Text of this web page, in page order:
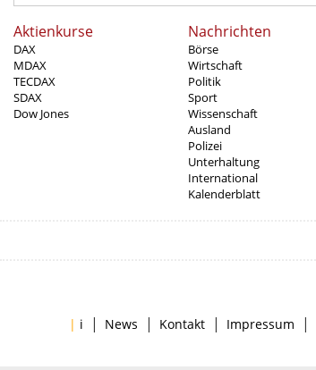
Aktienkurse
DAX
MDAX
TECDAX
SDAX
Dow Jones
Nachrichten
Börse
Wirtschaft
Politik
Sport
Wissenschaft
Ausland
Polizei
Unterhaltung
International
Kalenderblatt
| i | News | Kontakt | Impressum |